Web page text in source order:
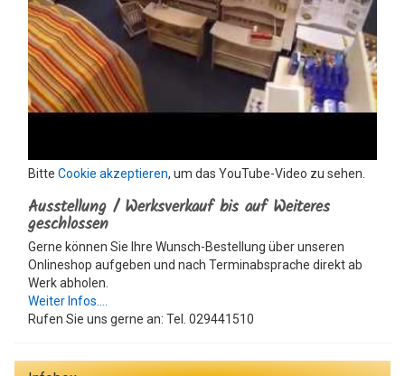
Bitte Cookie akzeptieren, um das YouTube-Video zu sehen.
Ausstellung / Werksverkauf bis auf Weiteres
geschlossen
Gerne können Sie Ihre Wunsch-Bestellung über unseren
Onlineshop aufgeben und nach Terminabsprache direkt ab
Werk abholen.
Weiter Infos....
Rufen Sie uns gerne an: Tel. 029441510